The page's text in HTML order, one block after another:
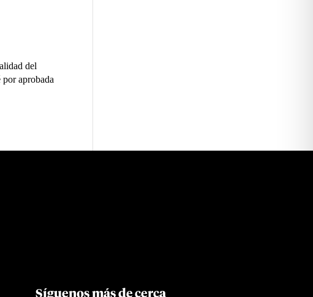
del
aprobada
Síguenos más de cerca